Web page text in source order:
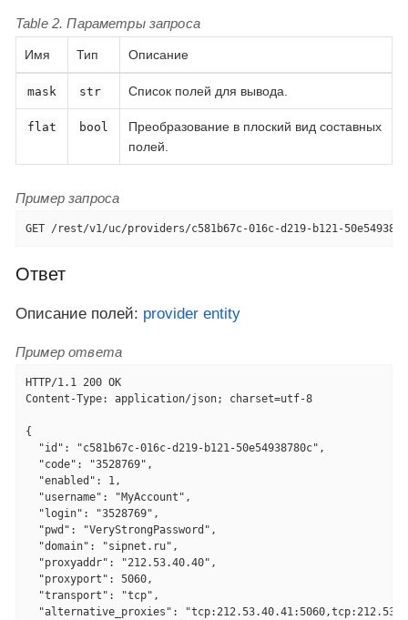
Table 2. Параметры запроса
Имя Тип Описание
mask str Список полей для вывода.
flat bool
Преобразование в плоский вид составных
полей.
Пример запроса
GET /rest/v1/uc/providers/c581b67c-016c-d219-b121-
Ответ
Описание полей: provider entity
Пример ответа
HTTP/1.1 200 OK
Content-Type: application/json; charset=utf-8
{
  "id": "c581b67c-016c-d219-b121-50e54938780c",
  "code": "3528769",
  "enabled": 1,
  "username": "MyAccount",
  "login": "3528769",
  "pwd": "VeryStrongPassword",
  "domain": "sipnet.ru",
  "proxyaddr": "212.53.40.40",
  "proxyport": 5060,
  "transport": "tcp",
"alternative_proxies":